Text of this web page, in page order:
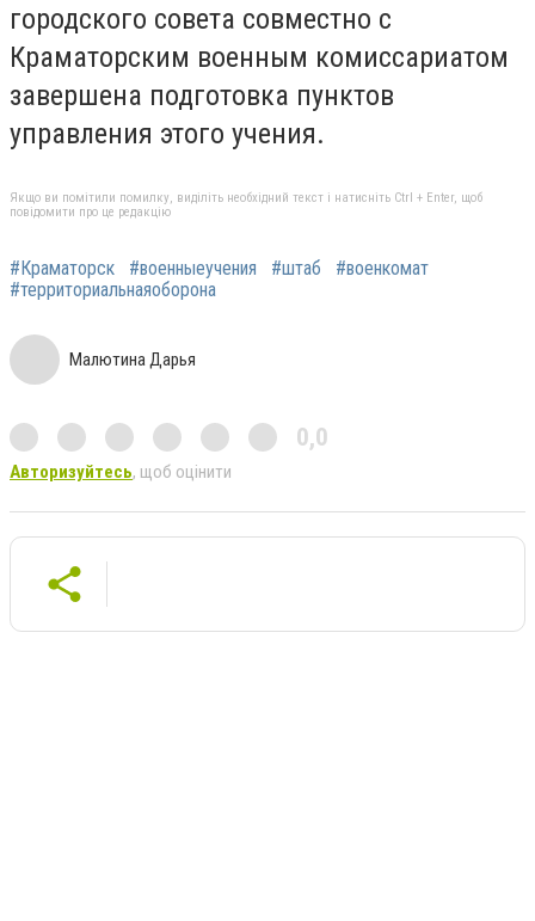
городского совета совместно с
Краматорским военным комиссариатом
завершена подготовка пунктов
управления этого учения.
Якщо ви помітили помилку, виділіть необхідний текст і натисніть Ctrl + Enter, щоб
повідомити про це редакцію
#Краматорск #военныеучения #штаб
#военкомат
#территориальнаяоборона
Малютина Дарья
0,0
Авторизуйтесь, щоб оцінити